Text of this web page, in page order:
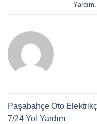
Yardım,
Paşabahçe Oto
7/24 Yol Yardım